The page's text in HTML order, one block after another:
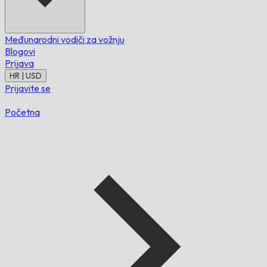
Međunarodni vodiči za vožnju
Blogovi
Prijava
HR | USD
Prijavite se
Početna